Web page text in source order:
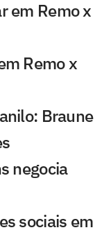
em Remo x
Remo x
Braune
negocia
sociais em